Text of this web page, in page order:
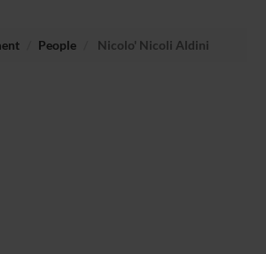
People Nicolo' Nicoli Aldini